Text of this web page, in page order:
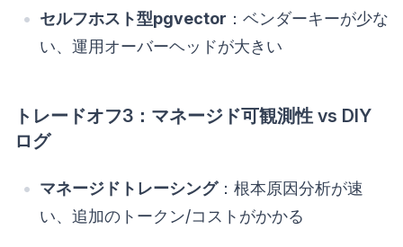
セルフホスト型pgvector ：ベンダーキーが少な
い、運用オーバーヘッドが大きい
トレードオフ3：マネージド可観測性 vs DIY
ログ
マネージドトレーシング：根本原因分析が速
い、追加のトークン/コストがかかる